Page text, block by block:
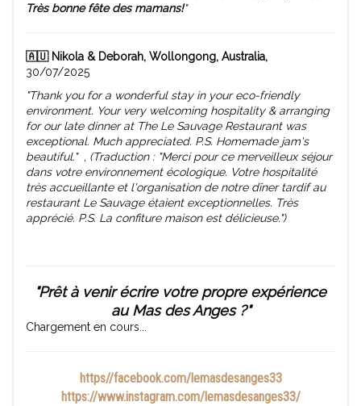
Très bonne fête des mamans!"
🇦🇺 Nikola & Deborah, Wollongong, Australia,
30/07/2025
"Thank you for a wonderful stay in your eco-friendly
environment. Your very welcoming hospitality & arranging
for our late dinner at The Le Sauvage Restaurant was
exceptional. Much appreciated. P.S. Homemade jam's
beautiful.", (Traduction : "Merci pour ce merveilleux séjour
dans votre environnement écologique. Votre hospitalité
très accueillante et l'organisation de notre dîner tardif au
restaurant Le Sauvage étaient exceptionnelles. Très
apprécié. P.S. La confiture maison est délicieuse.")
"Prêt à venir écrire votre propre expérience
au Mas des Anges ?"
Chargement en cours...
https//facebook.com/lemasdesanges33
https://www.instagram.com/lemasdesanges33/